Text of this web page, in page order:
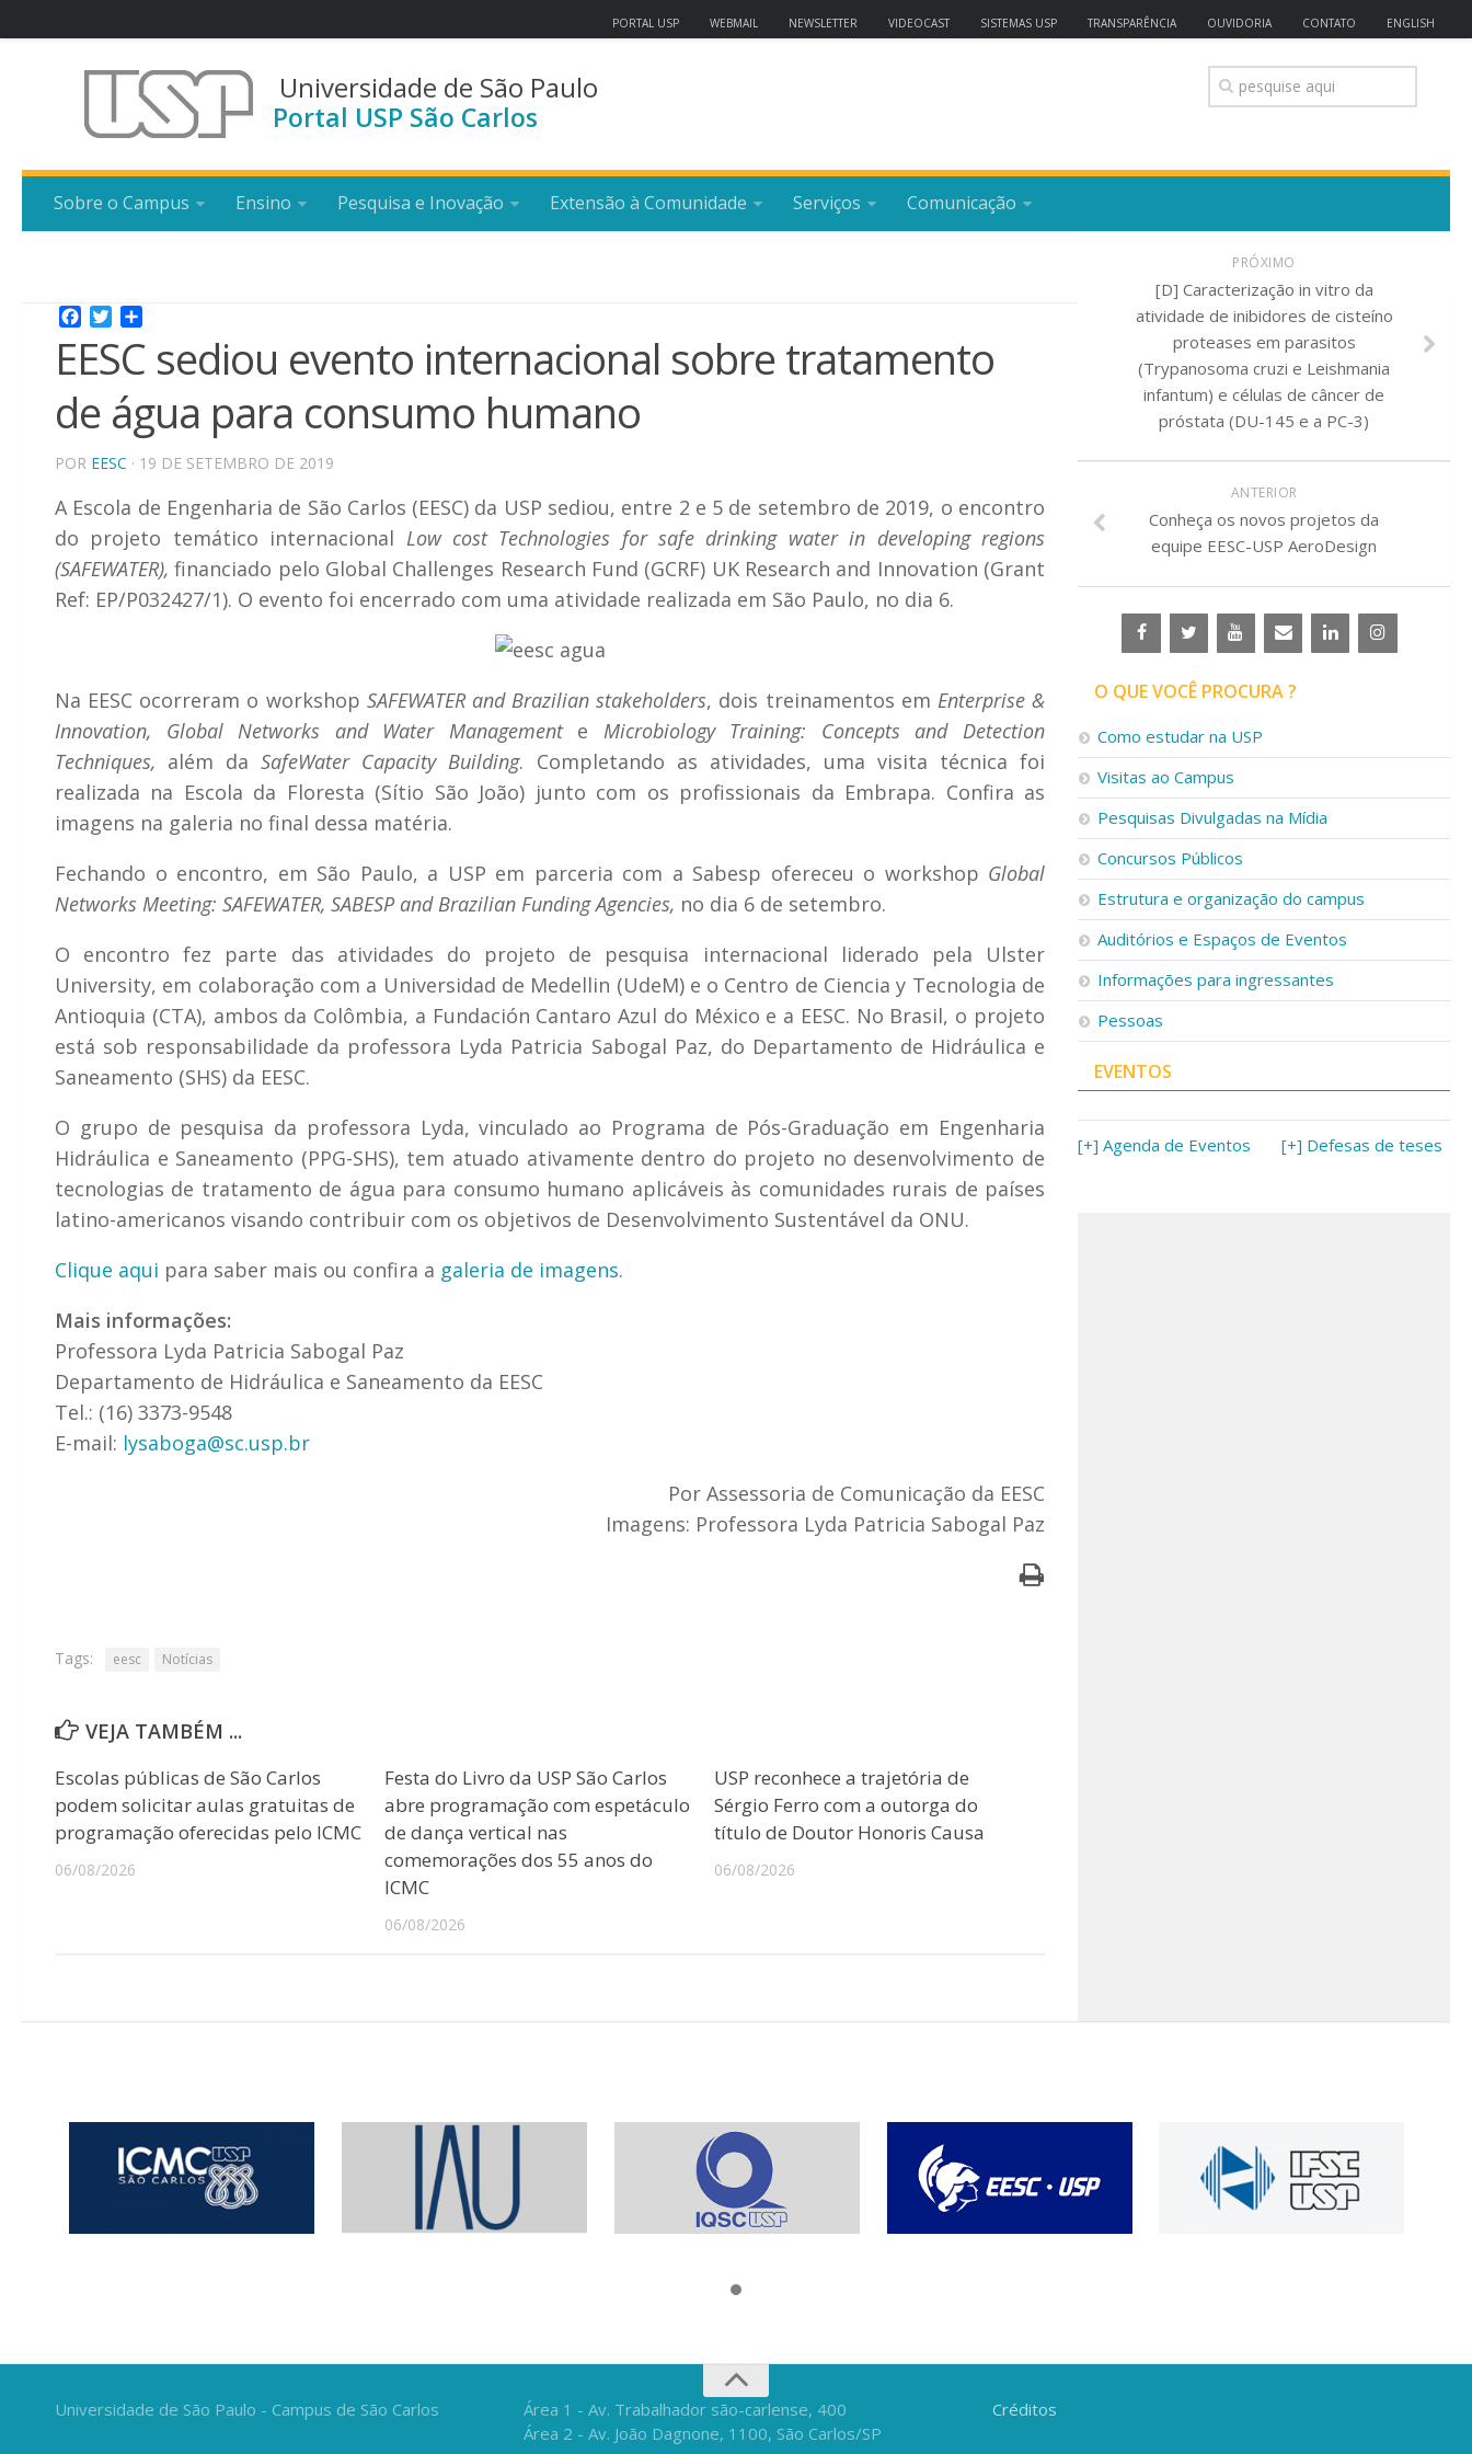
PORTAL USP WEBMAIL NEWSLETTER VIDEOCAST SISTEMAS USP TRANSPARÊNCIA OUVIDORIA CONTATO ENGLISH
Universidade de São Paulo
Portal USP São Carlos
Sobre o Campus Ensino Pesquisa e Inovação Extensão à Comunidade Serviços Comunicação
Facebook
Twitter
EESC sediou evento internacional sobre tratamento
de água para consumo humano
POR EESC · 19 DE SETEMBRO DE 2019
A Escola de Engenharia de São Carlos (EESC) da USP sediou, entre 2 e 5 de setembro de 2019, o encontro
do projeto temático internacional Low cost Technologies for safe drinking water in developing regions
(SAFEWATER), financiado pelo Global Challenges Research Fund (GCRF) UK Research and Innovation (Grant
Ref: EP/P032427/1). O evento foi encerrado com uma atividade realizada em São Paulo, no dia 6.
Na EESC ocorreram o workshop SAFEWATER and Brazilian stakeholders, dois treinamentos em Enterprise &
Innovation, Global Networks and Water Managemente Microbiology Training: Concepts and Detection
Techniques, além daSafeWater Capacity Building. Completando as atividades, uma visita técnica foi
realizada na Escola da Floresta (Sítio São João) junto com os profissionais da Embrapa. Confira as
imagens na galeria no final dessa matéria.
Fechando o encontro, em São Paulo, a USP em parceria com a Sabesp ofereceu o workshop Global
Networks Meeting: SAFEWATER, SABESP and Brazilian Funding Agencies, no dia 6 de setembro.
O encontro fez parte das atividades do projeto de pesquisa internacional liderado pela Ulster
University, em colaboração com a Universidad de Medellin (UdeM) e o Centro de Ciencia y Tecnologia de
Antioquia (CTA), ambos da Colômbia, a Fundación Cantaro Azul do México e a EESC. No Brasil, o projeto
está sob responsabilidade da professora Lyda Patricia Sabogal Paz, do Departamento de Hidráulica e
Saneamento (SHS) da EESC.
O grupo de pesquisa da professora Lyda, vinculado ao Programa de Pós-Graduação em Engenharia
Hidráulica e Saneamento (PPG-SHS), tem atuado ativamente dentro do projeto no desenvolvimento de
tecnologias de tratamento de água para consumo humano aplicáveis às comunidades rurais de países
latino-americanos visando contribuir com os objetivos de Desenvolvimento Sustentável da ONU.
Clique aqui para saber mais ou confira a galeria de imagens.
Mais informações:
Professora Lyda Patricia Sabogal Paz
Departamento de Hidráulica e Saneamento da EESC
Tel.: (16) 3373-9548
E-mail: lysaboga@sc.usp.br
Por Assessoria de Comunicação da EESC
Imagens: Professora Lyda Patricia Sabogal Paz
Tags: eesc Notícias
VEJA TAMBÉM ...
Escolas públicas de São Carlos
podem solicitar aulas gratuitas de
programação oferecidas pelo ICMC
06/08/2026
Festa do Livro da USP São Carlos
abre programação com espetáculo
de dança vertical nas
comemorações dos 55 anos do
ICMC
06/08/2026
USP reconhece a trajetória de
Sérgio Ferro com a outorga do
título de Doutor Honoris Causa
06/08/2026
PRÓXIMO
[D] Caracterização in vitro da
atividade de inibidores de cisteíno
proteases em parasitos
(Trypanosoma cruzi e Leishmania
infantum) e células de câncer de
próstata (DU-145 e a PC-3)
ANTERIOR
Conheça os novos projetos da
equipe EESC-USP AeroDesign
O QUE VOCÊ PROCURA ?
Como estudar na USP
Visitas ao Campus
Pesquisas Divulgadas na Mídia
Concursos Públicos
Estrutura e organização do campus
Auditórios e Espaços de Eventos
Informações para ingressantes
Pessoas
EVENTOS
[+] Agenda de Eventos [+] Defesas de teses
Universidade de São Paulo - Campus de São Carlos
Área 1 - Av. Trabalhador são-carlense, 400
Área 2 - Av. João Dagnone, 1100, São Carlos/SP
Créditos